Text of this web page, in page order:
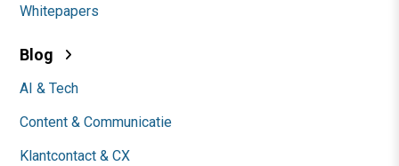
Whitepapers
Blog
AI & Tech
Content & Communicatie
Klantcontact & CX